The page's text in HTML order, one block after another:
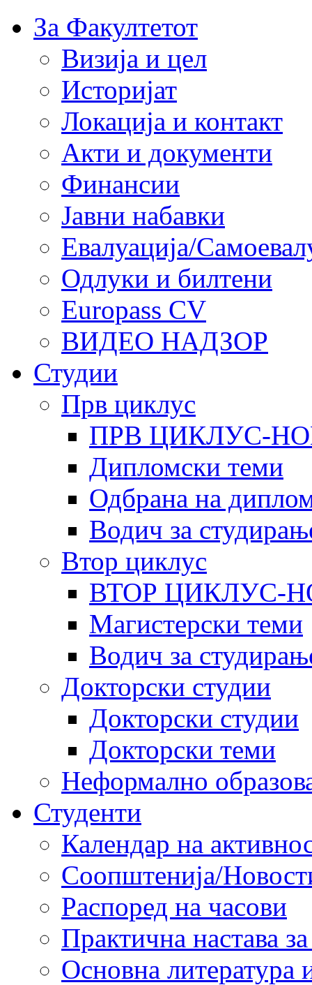
За Факултетот
Визија и цел
Историјат
Локација и контакт
Акти и документи
Финансии
Јавни набавки
Евалуација/
Одлуки и билтени
Europass CV
ВИДЕО НАДЗОР
Студии
Прв циклус
ПРВ ЦИКЛУС-
Дипломски теми
Одбрана на
Водич за
Втор циклус
ВТОР ЦИКЛУС-
Магистерски теми
Водич за
Докторски студии
Докторски студии
Докторски теми
Неформално
Студенти
Календар на
Соопштенија/
Распоред на часови
Практична настава
Основна литература